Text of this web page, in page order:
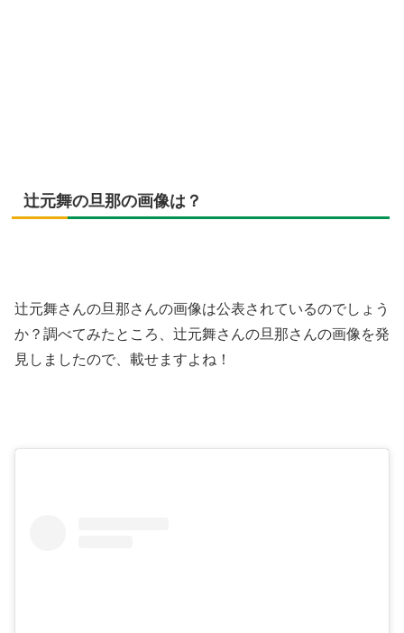
辻元舞の旦那の画像は？
辻元舞さんの旦那さんの画像は公表されているのでしょう
か？調べてみたところ、辻元舞さんの旦那さんの画像を発
見しましたので、載せますよね！